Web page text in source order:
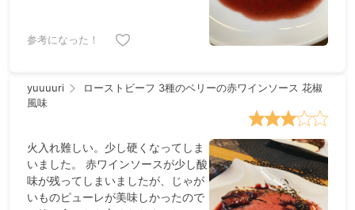
がおいしくいただけると思います。
参考になった！
yuuuuri
ローストビーフ 3種のベリーの赤ワインソース 花椒
風味
火入れ難しい。少し硬くなってしま
いました。 赤ワインソースが少し酸
味が残ってしまいましたが、じゃが
いものピューレが美味しかったので